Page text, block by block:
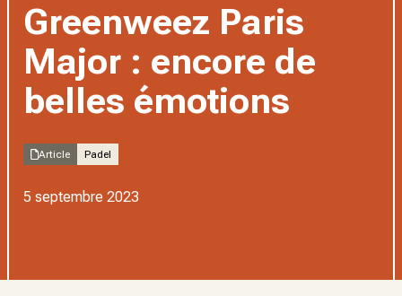
Greenweez Paris
Major : encore de
belles émotions
Article Padel
5 septembre 2023